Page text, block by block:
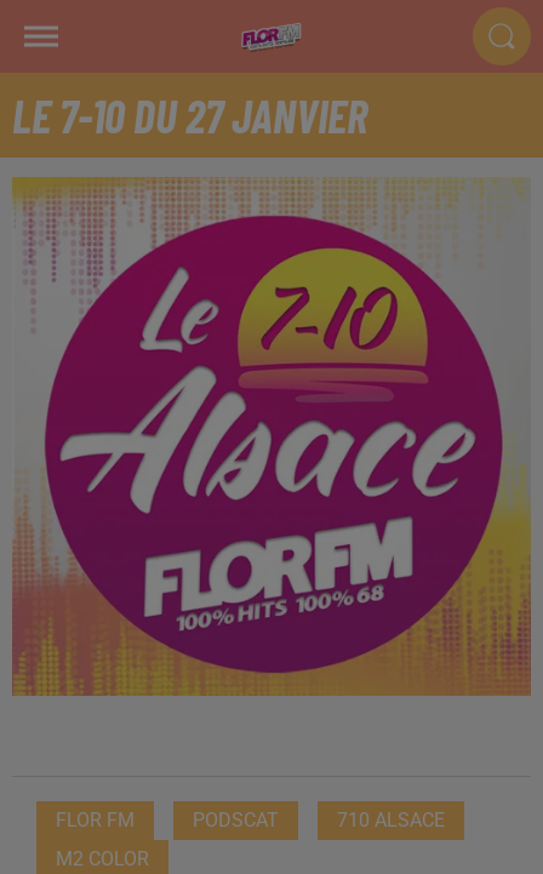
LE 7-10 DU 27 JANVIER
FLOR FM PODSCAT
710 ALSACE
M2 COLOR